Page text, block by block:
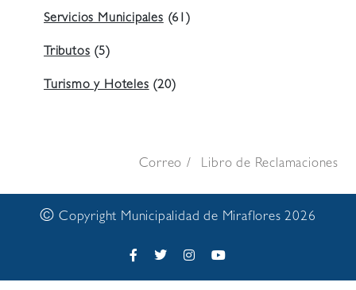
Servicios Municipales(61)
Tributos(5)
Turismo y Hoteles(20)
Correo Libro de Reclamaciones
© Copyright Municipalidad de Miraflores 2026